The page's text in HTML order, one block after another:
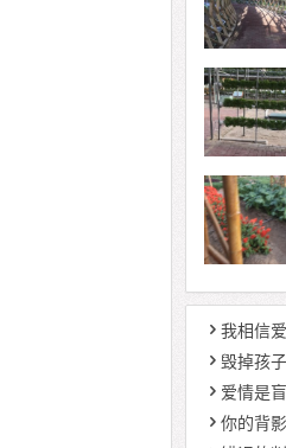
我相信
毁掉孩
爱情是
你的背影，带走